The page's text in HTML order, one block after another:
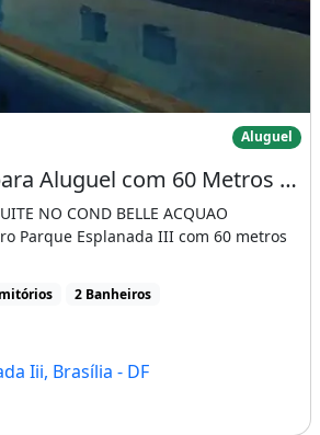
para Aluguel com 60 MetrosAluguel
Apartamento para Aluguel com 60 Metros Quadrados com 2 Quartos
NO COND BELLE ACQUAO
Parque Esplanada III com 60 metros
2 Banheiros
Iii, Brasília - DF